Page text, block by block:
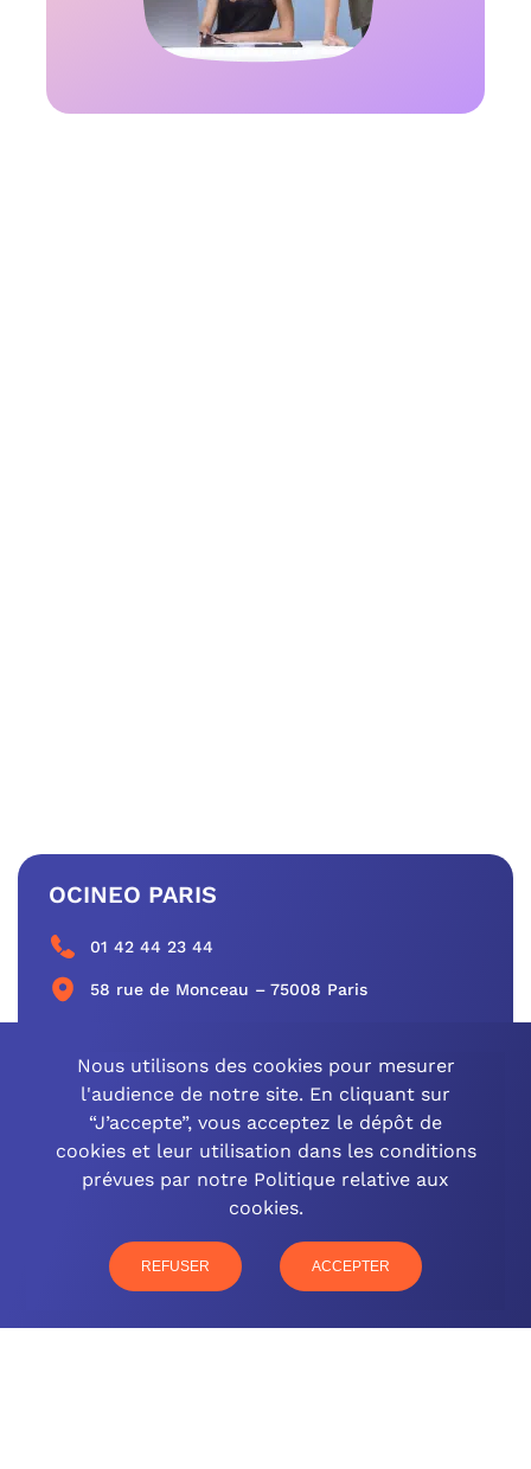
OCINEO PARIS
01 42 44 23 44
58 rue de Monceau – 75008 Paris
CONTACTEZ-NOUS
OCINEO GRAND EST
77 rue Paul Douce – 51480 Damery
CONTACTEZ-NOUS
Nous utilisons des cookies pour mesurer
l'audience de notre site. En cliquant sur
“J’accepte”, vous acceptez le dépôt de
cookies et leur utilisation dans les conditions
prévues par notre Politique relative aux
cookies.
REFUSER ACCEPTER